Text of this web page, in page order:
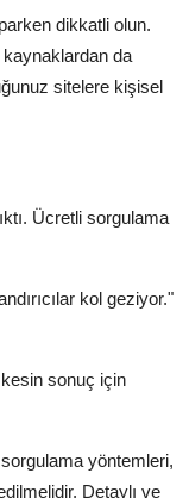
dikkatli olun.
kaynaklardan da
sitelere kişisel
Ücretli sorgulama
kol geziyor."
sonuç için
yöntemleri,
Detaylı ve